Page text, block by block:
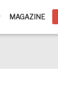
MAGAZINE